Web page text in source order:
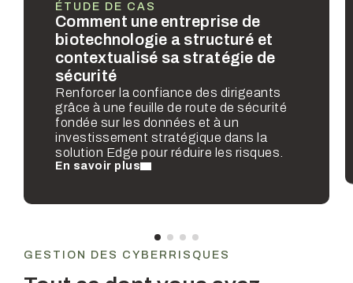
ÉTUDE DE CAS
Comment une entreprise de
biotechnologie a structuré et
contextualisé sa stratégie de
sécurité
Renforcer la confiance des dirigeants
grâce à une feuille de route de sécurité
fondée sur les données et à un
investissement stratégique dans la
solution Edge pour réduire les risques.
En savoir plus
GESTION DES CYBERRISQUES